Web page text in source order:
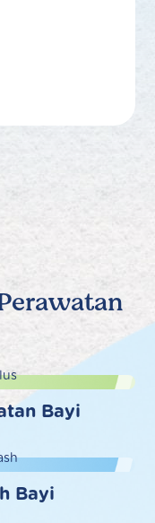
Bayi
Bayi